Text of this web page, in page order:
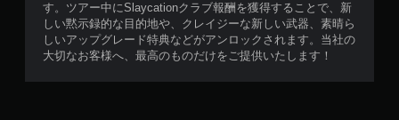
す。ツアー中にSlaycationクラブ報酬を獲得することで、新
しい黙示録的な目的地や、クレイジーな新しい武器、素晴ら
しいアップグレード特典などがアンロックされます。当社の
大切なお客様へ、最高のものだけをご提供いたします！